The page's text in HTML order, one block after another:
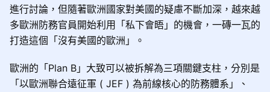
進行討論，但隨著歐洲國家對美國的疑慮不斷加深，越來越
多歐洲防務官員開始利用「私下會晤」的機會，一磚一瓦的
打造這個「沒有美國的歐洲」。
歐洲的「Plan B」大致可以被拆解為三項關鍵支柱，分別是
「以歐洲聯合遠征軍 ( JEF ) 為前線核心的防務體系」、